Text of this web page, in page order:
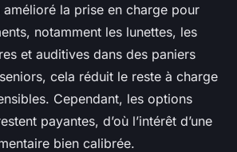
amélioré la prise en charge pour
notamment les lunettes, les
et auditives dans des paniers
cela réduit le reste à charge
Cependant, les options
payantes, d’où l’intérêt d’une
bien calibrée.